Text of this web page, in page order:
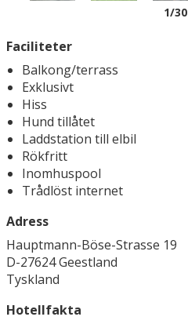
1/30
Faciliteter
Balkong/terrass
Exklusivt
Hiss
Hund tillåtet
Laddstation till elbil
Rökfritt
Inomhuspool
Trådlöst internet
Adress
Hauptmann-Böse-Strasse 19
D-27624 Geestland
Tyskland
Hotellfakta